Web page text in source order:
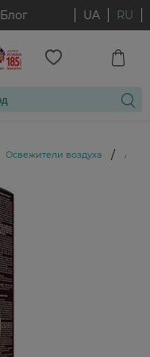
Блог UA RU
Освежители воздуха /